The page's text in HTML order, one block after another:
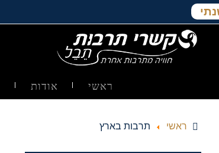
ראשי אודות
ראשי תרבות בארץ